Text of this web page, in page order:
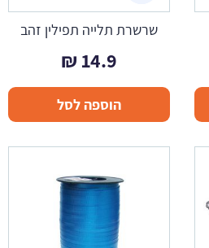
שרשרת תלייה תפילין זהב
14.9
₪
הוספה לסל